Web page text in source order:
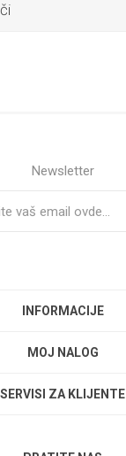
Newsletter
INFORMACIJE
MOJ NALOG
SERVISI ZA KLIJENTE